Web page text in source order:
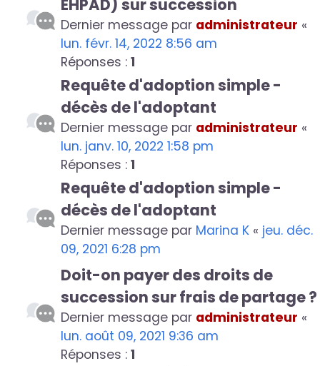
EHPAD) sur succession
Dernier message par administrateur «
lun. févr. 14, 2022 8:56 am
Réponses : 1
Requête d'adoption simple -
décès de l'adoptant
Dernier message par administrateur «
lun. janv. 10, 2022 1:58 pm
Réponses : 1
Requête d'adoption simple -
décès de l'adoptant
Dernier message par Marina K « jeu. déc.
09, 2021 6:28 pm
Doit-on payer des droits de
succession sur frais de partage ?
Dernier message par administrateur «
lun. août 09, 2021 9:36 am
Réponses : 1